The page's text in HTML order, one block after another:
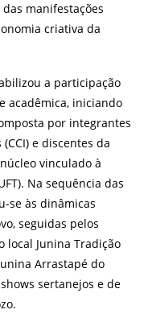
manifestações
criativa da
a participação
acadêmica, iniciando
por integrantes
e discentes da
vinculado à
Na sequência das
se às dinâmicas
seguidas pelos
local Junina Tradição
Arrastapé do
sertanejos e de